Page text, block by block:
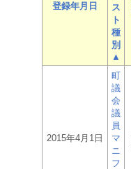
登録年月日
ス
ト
種
別
▲
2015年4月1日
町
議
会
議
員
マ
ニ
フ